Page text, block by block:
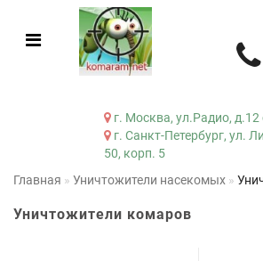
г. Москва, ул.Радио, д.12
г. Санкт-Петербург, ул.
50, корп. 5
Главная
Уничтожители насекомых
Уничтожители комаров